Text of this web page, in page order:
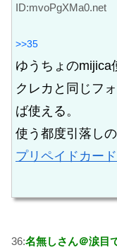
ID:mvoPgXMa0.net
>>35
ゆうちょのmijica
クレカと同じフ
ば使える。
使う都度引落し
プリペイドカー
36:名無しさん＠涙目